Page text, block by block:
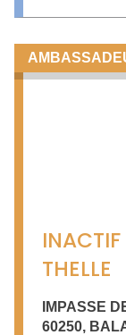
THELLE
IMPASSE
60250,